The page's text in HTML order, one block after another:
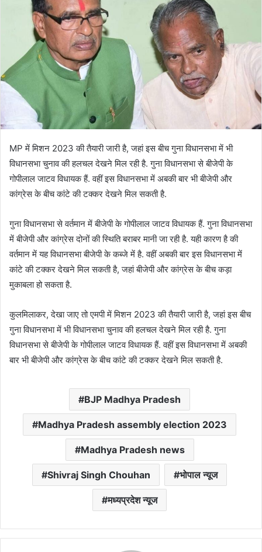
MP में मिशन 2023 की तैयारी जारी है, जहां इस बीच गुना विधानसभा में भी
विधानसभा चुनाव की हलचल देखने मिल रही है. गुना विधानसभा से बीजेपी के
गोपीलाल जाटव विधायक हैं. वहीं इस विधानसभा में अबकी बार भी बीजेपी और
कांग्रेस के बीच कांटे की टक्कर देखने मिल सकती है.
गुना विधानसभा से वर्तमान में बीजेपी के गोपीलाल जाटव विधायक हैं. गुना विधानसभा
में बीजेपी और कांग्रेस दोनों की स्थिति बराबर मानी जा रही है. यही कारण है की
वर्तमान में यह विधानसभा बीजेपी के कब्जे में है. वहीं अबकी बार इस विधानसभा में
कांटे की टक्कर देखने मिल सकती है, जहां बीजेपी और कांग्रेस के बीच कड़ा
मुकाबला हो सकता है.
कुलमिलाकर, देखा जाए तो एमपी में मिशन 2023 की तैयारी जारी है, जहां इस बीच
गुना विधानसभा में भी विधानसभा चुनाव की हलचल देखने मिल रही है. गुना
विधानसभा से बीजेपी के गोपीलाल जाटव विधायक हैं. वहीं इस विधानसभा में अबकी
बार भी बीजेपी और कांग्रेस के बीच कांटे की टक्कर देखने मिल सकती है.
BJP Madhya Pradesh
Madhya Pradesh assembly election 2023
Madhya Pradesh news
Shivraj Singh Chouhan भोपाल न्यूज
मध्यप्रदेश न्यूज